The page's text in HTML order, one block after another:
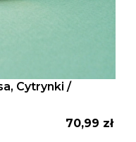
Cytrynki /
Cena
70,99 zł